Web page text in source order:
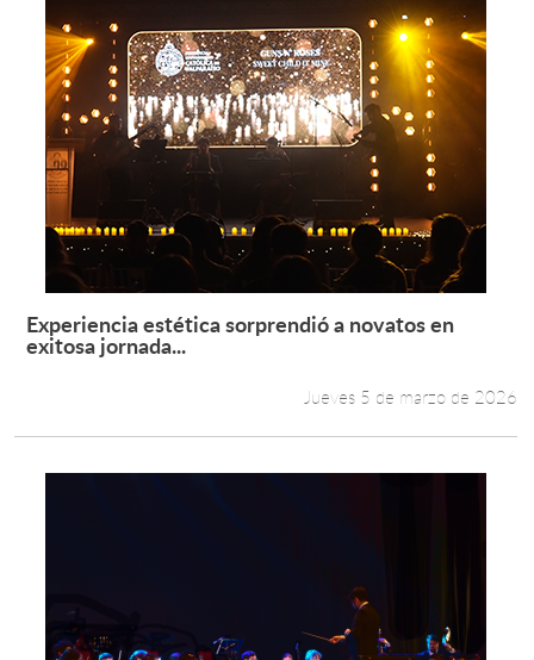
Alumni
English
Leer más +
Experiencia estética sorprendió a novatos en
exitosa jornada...
Jueves 5 de marzo de 2026